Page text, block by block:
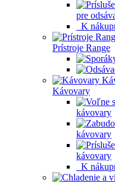
pre
K
Prístroje Range
Kávovary
kávovary
kávovary
kávovary
K